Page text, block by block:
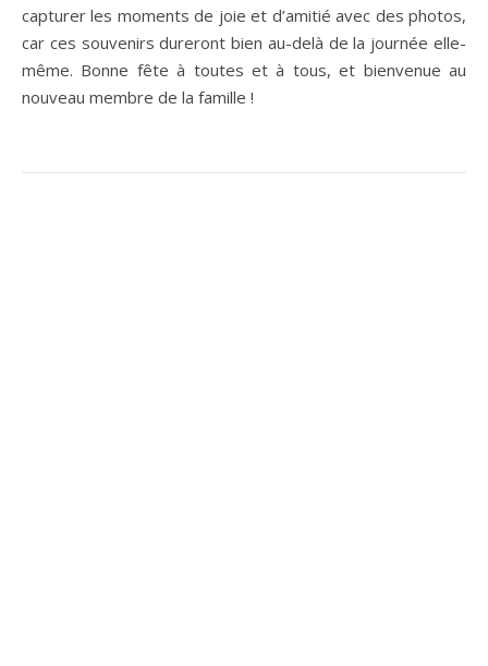
capturer les moments de joie et d’amitié avec des photos,
car ces souvenirs dureront bien au-delà de la journée elle-
même. Bonne fête à toutes et à tous, et bienvenue au
nouveau membre de la famille !